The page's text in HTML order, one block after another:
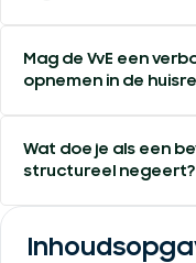
Mag de VvE een
opnemen in de
Wat doe je als een
structureel negeert?